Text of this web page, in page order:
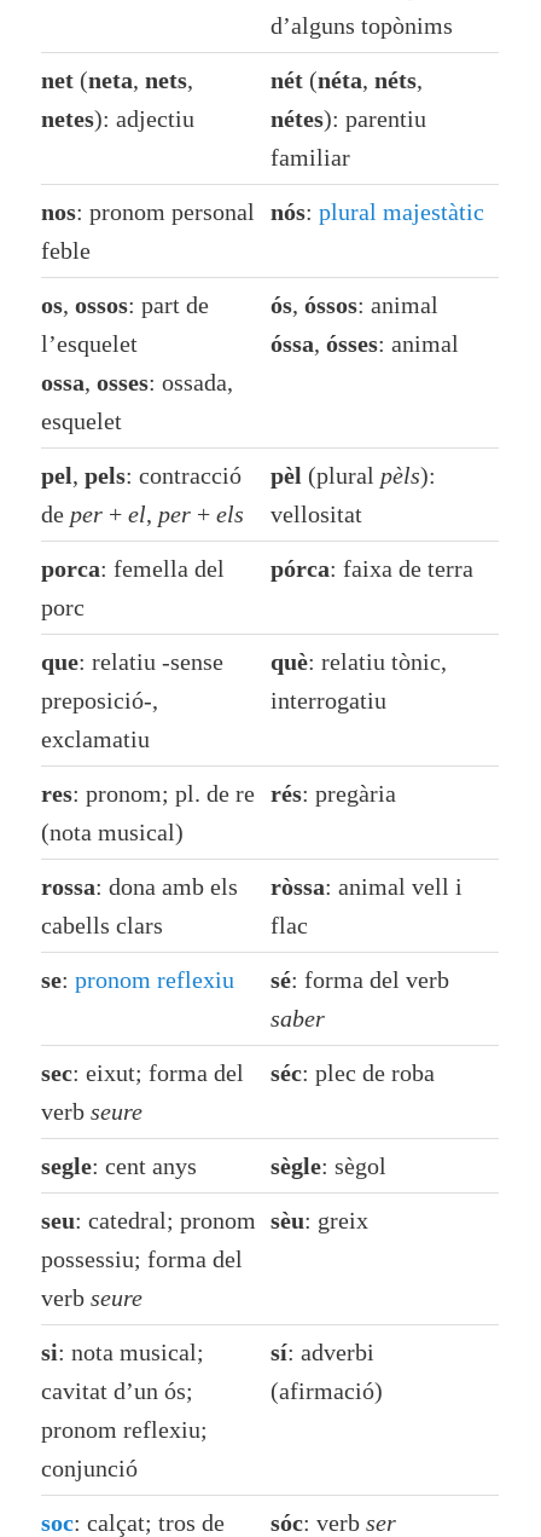
d’alguns topònims
net (neta,nets,
netes): adjectiu
nét (néta,néts,
nétes): parentiu
familiar
nos: pronom personal
feble
nós:plural majestàtic
os,ossos: part de
l’esquelet
ossa,osses: ossada,
esquelet
ós,óssos: animal
óssa,ósses: animal
pel,pels: contracció
de per +el, per +els
pèl (plural pèls):
vellositat
porca: femella del
porc
pórca: faixa de terra
que: relatiu -sense
preposició-,
exclamatiu
què: relatiu tònic,
interrogatiu
res: pronom; pl. de re
(nota musical)
rés: pregària
rossa: dona amb els
cabells clars
ròssa: animal vell i
flac
se:pronom reflexiu sé: forma del verb
saber
sec: eixut; forma del
verbseure
séc: plec de roba
segle: cent anys sègle: sègol
seu: catedral; pronom
possessiu; forma del
verbseure
sèu: greix
si: nota musical;
cavitat d’un ós;
pronom reflexiu;
conjunció
sí: adverbi
(afirmació)
soc: calçat; tros de
sóc: verbser